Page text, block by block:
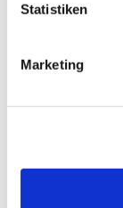
Statistiken
Marketing